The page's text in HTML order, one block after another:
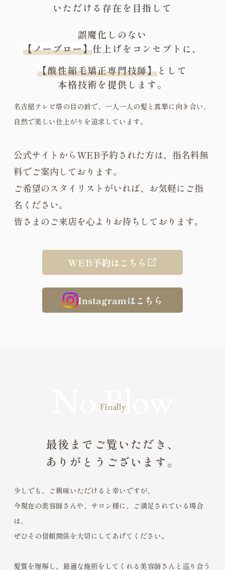
いただける存在を目指して
誤魔化しのない
【ノーブロー】仕上げをコンセプトに、
【酸性縮毛矯正専門技師】として
本格技術を提供します。
名古屋テレビ塔の目の前で、一人一人の髪と真摯に向き合い、
自然で美しい仕上がりを追求しています。
公式サイトからWEB予約された方は、指名料無
料でご案内しております。
ご希望のスタイリストがいれば、お気軽にご指
名ください。
皆さまのご来店を心よりお待ちしております。
WEB予約はこちら
Instagramはこちら
Finally
最後までご覧いただき、
ありがとうございます。
少しでも、ご興味いただけると幸いですが、
今現在の美容師さんや、サロン様に、ご満足されている場合
は、
ぜひその信頼関係を大切にしてあげてください。
髪質を理解し、最適な施術をしてくれる美容師さんと巡り合う